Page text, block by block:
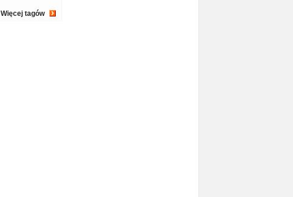
Więcej tagów